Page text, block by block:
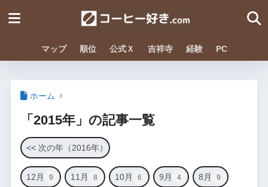
マップ 順位 公式Ｘ 吉祥寺 経験 PC
ホーム
「2015年」の記事一覧
<< 次の年（2016年）
12月 9 11月 8 10月 6 9月 4 8月 9